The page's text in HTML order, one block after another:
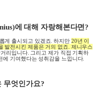
에 대해 자랑해본다면 ?
게 출시되고 있겠죠 .하지만 20년 이
발전시킨 제품은 거의 없죠 제니우스
리입니다. 그리고 제가 직접 기획하
에 기여했다는 성취감을 느낍니다.
무엇인가요?